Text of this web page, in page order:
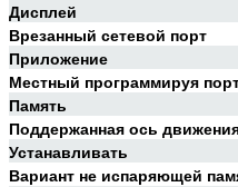
Дисплей
Врезанный сетевой порт
Приложение
Местный программируя
Память
Поддержанная ось
Устанавливать
Вариант не испаряющей